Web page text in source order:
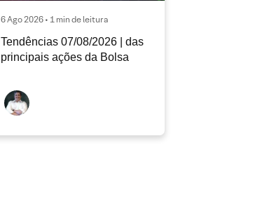
6 Ago 2026 • 1 min de leitura
Tendências 07/08/2026 | das
principais ações da Bolsa